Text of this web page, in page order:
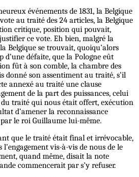
événements de 1831, la Belgique
au traité des 24 articles, la Belgique
critique, position qui pouvait,
ce vote. Eh bien, malgré la
Belgique se trouvait, quoiqu’alors
d’une défaite, que la Pologne eût
fût à son comble, la chambre des
donné son assentiment au traité, s’il
annexé au traité une clause
de la part des puissances, celui
traité qui nous était offert, exécution
d’amener la reconnaissance
le roi Guillaume lui-même.
que le traité était final et irrévocable,
vis-à-vis de nous de le
quand même, disait la note
commencerait par s’y refuser.